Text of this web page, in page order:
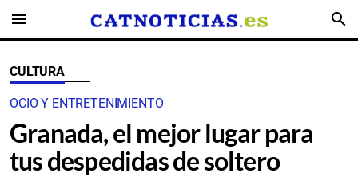
menu search
CULTURA
OCIO Y ENTRETENIMIENTO
Granada, el mejor lugar para
tus despedidas de soltero